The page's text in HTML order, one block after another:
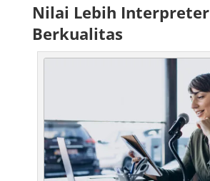
Nilai Lebih Interpreter
Berkualitas